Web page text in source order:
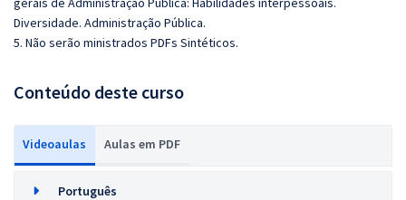
Diversidade. Administração Pública.
5. Não serão ministrados PDFs Sintéticos.
Conteúdo deste curso
Videoaulas Aulas em PDF
Português